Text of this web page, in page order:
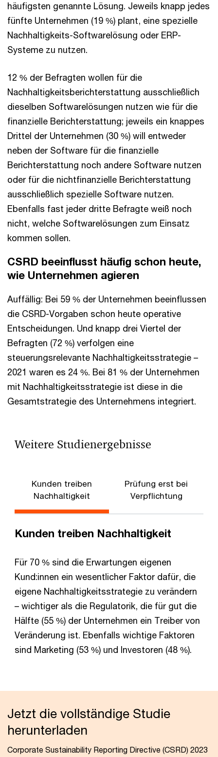
häufigsten genannte Lösung. Jeweils knapp jedes
fünfte Unternehmen (19 %) plant, eine spezielle
Nachhaltigkeits-Softwarelösung oder ERP-
Systeme zu nutzen.
12 % der Befragten wollen für die
Nachhaltigkeitsberichterstattung ausschließlich
dieselben Softwarelösungen nutzen wie für die
finanzielle Berichterstattung; jeweils ein knappes
Drittel der Unternehmen (30 %) will entweder
neben der Software für die finanzielle
Berichterstattung noch andere Software nutzen
oder für die nichtfinanzielle Berichterstattung
ausschließlich spezielle Software nutzen.
Ebenfalls fast jeder dritte Befragte weiß noch
nicht, welche Softwarelösungen zum Einsatz
kommen sollen.
CSRD beeinflusst häufig schon heute,
wie Unternehmen agieren
Auffällig: Bei 59 % der Unternehmen beeinflussen
die CSRD-Vorgaben schon heute operative
Entscheidungen. Und knapp drei Viertel der
Befragten (72 %) verfolgen eine
steuerungsrelevante Nachhaltigkeitsstrategie –
2021 waren es 24 %. Bei 81 % der Unternehmen
mit Nachhaltigkeitsstrategie ist diese in die
Gesamtstrategie des Unternehmens integriert.
Weitere Studienergebnisse
Kunden treiben
Nachhaltigkeit
Prüfung erst bei
Verpflichtung
Kunden treiben Nachhaltigkeit
Für 70 % sind die Erwartungen eigenen
Kund:innen ein wesentlicher Faktor dafür, die
eigene Nachhaltigkeitsstrategie zu verändern
– wichtiger als die Regulatorik, die für gut die
Hälfte (55 %) der Unternehmen ein Treiber von
Veränderung ist. Ebenfalls wichtige Faktoren
sind Marketing (53 %) und Investoren (48 %).
Jetzt die vollständige Studie
herunterladen
Corporate Sustainability Reporting Directive (CSRD) 2023